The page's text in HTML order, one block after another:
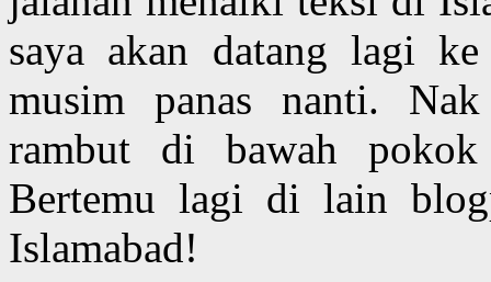
saya akan datang lagi
musim panas nanti.
rambut di bawah pokok
Bertemu lagi di lain
Islamabad!